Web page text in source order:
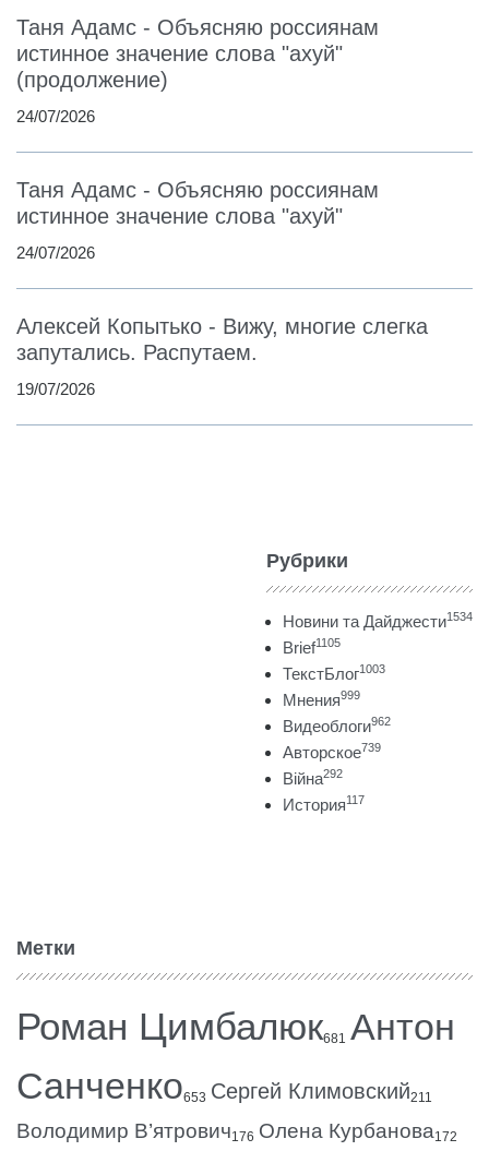
Таня Адамс - Объясняю россиянам
истинное значение слова "ахуй"
(продолжение)
24/07/2026
Таня Адамс - Объясняю россиянам
истинное значение слова "ахуй"
24/07/2026
Алексей Копытько - Вижу, многие слегка
запутались. Распутаем.
19/07/2026
Рубрики
Новини та Дайджести1534
Brief1105
ТекстБлог1003
Мнения999
Видеоблоги962
Авторское739
Війна292
История117
Метки
Роман Цимбалюк681 Антон
Санченко653 Сергей Климовский211
Володимир В’ятрович176 Олена Курбанова172